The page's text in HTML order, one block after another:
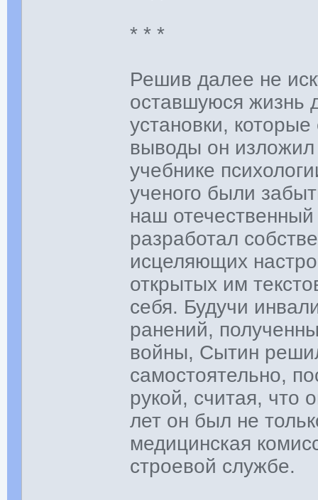
* * *
Решив далее не
оставшуюся жизнь
установки,
выводы он изложил
учебнике
ученого были
наш
разработал
исцеляющих
открытых им
себя. Будучи
ранений,
войны, Сытин
самостоятельно,
рукой, считая, что
лет он был не
медицинская
строевой службе.